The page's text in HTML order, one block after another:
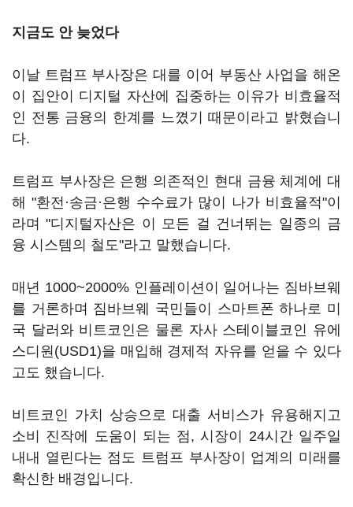
지금도 안 늦었다
이날 트럼프 부사장은 대를 이어 부동산 사업을 해온
이 집안이 디지털 자산에 집중하는 이유가 비효율적
인 전통 금융의 한계를 느꼈기 때문이라고 밝혔습니
다.
트럼프 부사장은 은행 의존적인 현대 금융 체계에 대
해 "환전·송금·은행 수수료가 많이 나가 비효율적"이
라며 "디지털자산은 이 모든 걸 건너뛰는 일종의 금
융 시스템의 철도"라고 말했습니다.
매년 1000~2000% 인플레이션이 일어나는 짐바브웨
를 거론하며 짐바브웨 국민들이 스마트폰 하나로 미
국 달러와 비트코인은 물론 자사 스테이블코인 유에
스디원(USD1)을 매입해 경제적 자유를 얻을 수 있다
고도 했습니다.
비트코인 가치 상승으로 대출 서비스가 유용해지고
소비 진작에 도움이 되는 점, 시장이 24시간 일주일
내내 열린다는 점도 트럼프 부사장이 업계의 미래를
확신한 배경입니다.